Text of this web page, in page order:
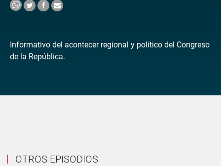
Informativo del acontecer regional y político del Congreso
de la República.
OTROS EPISODIOS